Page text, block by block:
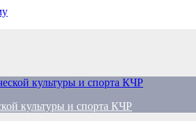
культуры и спорта КЧР